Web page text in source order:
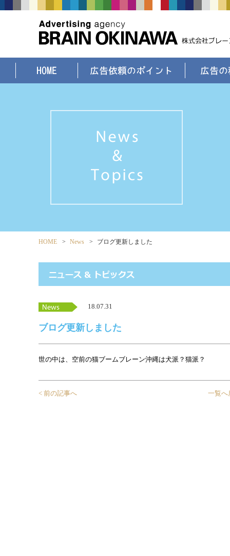
HOME > News > ブログ更新しました
18.07.31
ブログ更新しました
世の中は、空前の猫ブームブレーン沖縄は犬派？猫派？
< 前の記事へ 一覧へ